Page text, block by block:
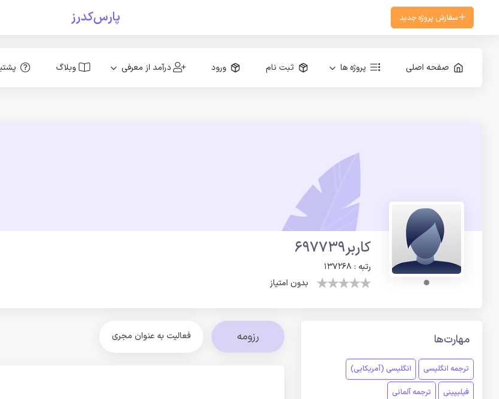
پارس‌کدرز سفارش پروژه جدید
صفحه اصلی پروژه ها ثبت نام ورود درآمد از معرفی وبلاگ
کاربر697739
رتبه : 137268
بدون امتیاز
مهارت‌ها
ترجمه انگلیسی انگلیسی (آمریکایی)
فیلیپینی ترجمه آلمانی
رزومه فعالیت به عنوان مجری